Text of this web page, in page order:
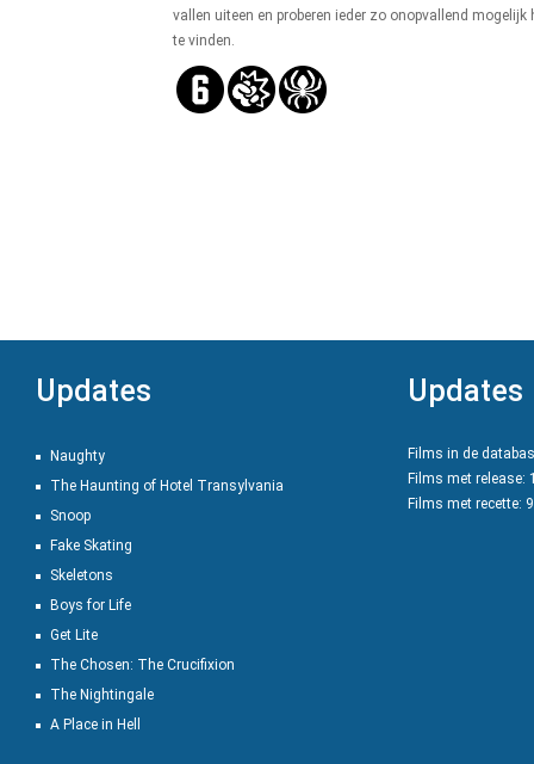
vallen uiteen en proberen ieder zo onopvallend mogelijk
te vinden.
Updates
Naughty
The Haunting of Hotel Transylvania
Snoop
Fake Skating
Skeletons
Boys for Life
Get Lite
The Chosen: The Crucifixion
The Nightingale
A Place in Hell
Updates
Films in de
Films met release:
Films met recette: